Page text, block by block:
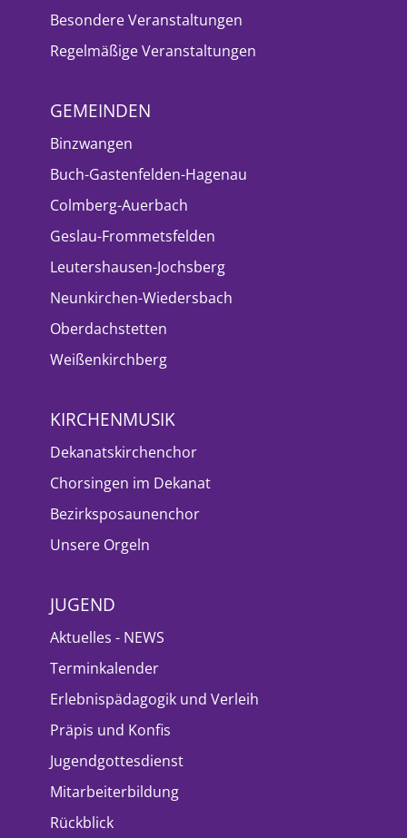
Besondere Veranstaltungen
Regelmäßige Veranstaltungen
GEMEINDEN
Binzwangen
Buch-Gastenfelden-Hagenau
Colmberg-Auerbach
Geslau-Frommetsfelden
Leutershausen-Jochsberg
Neunkirchen-Wiedersbach
Oberdachstetten
Weißenkirchberg
KIRCHENMUSIK
Dekanatskirchenchor
Chorsingen im Dekanat
Bezirksposaunenchor
Unsere Orgeln
JUGEND
Aktuelles - NEWS
Terminkalender
Erlebnispädagogik und Verleih
Präpis und Konfis
Jugendgottesdienst
Mitarbeiterbildung
Rückblick